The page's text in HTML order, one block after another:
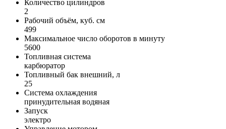
Количество цилиндров
2
Рабочий объём, куб. см
499
Максимальное число оборотов в минуту
5600
Топливная система
карбюратор
Топливный бак внешний, л
25
Система охлаждения
принудительная водяная
Запуск
электро